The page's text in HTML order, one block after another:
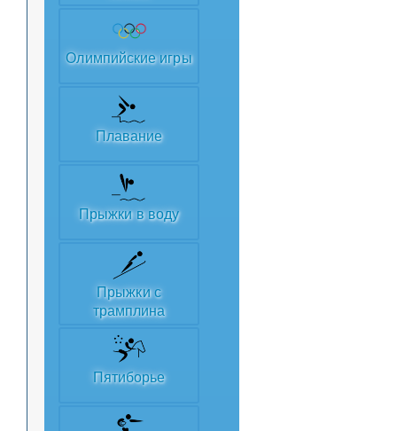
Олимпийские игры
Плавание
Прыжки в воду
Прыжки с
трамплина
Пятиборье